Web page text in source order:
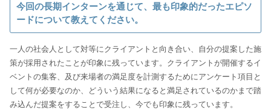
今回の長期インターンを通じて、最も印象的だったエピソ
ードについて教えてください。
一人の社会人として対等にクライアントと向き合い、自分の提案した施
策が採用されたことが印象に残っています。クライアントが開催するイ
ベントの集客、及び来場者の満足度を計測するためにアンケート項目と
して何が必要なのか、どういう結果になると満足されているのかまで踏
み込んだ提案をすることで受注し、今でも印象に残っています。